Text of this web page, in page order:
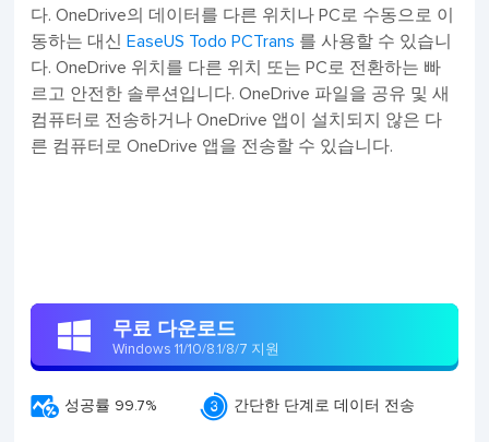
다. OneDrive의 데이터를 다른 위치나 PC로 수동으로 이
동하는 대신 EaseUS Todo PCTrans 를 사용할 수 있습니
다. OneDrive 위치를 다른 위치 또는 PC로 전환하는 빠
르고 안전한 솔루션입니다. OneDrive 파일을 공유 및 새
컴퓨터로 전송하거나 OneDrive 앱이 설치되지 않은 다
른 컴퓨터로 OneDrive 앱을 전송할 수 있습니다.
 무료 다운로드
Windows 11/10/8.1/8/7 지원
 성공률 99.7%  간단한 단계로 데이터 전송